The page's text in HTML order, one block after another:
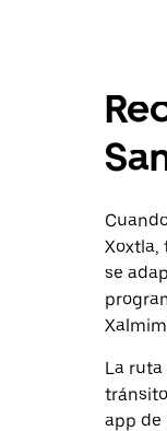
Xoxtla,
se
La
app de